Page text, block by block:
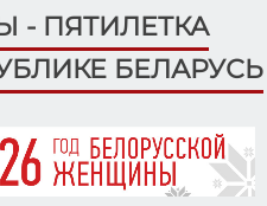
- ПЯТИЛЕТКА
БЕЛАРУСЬ